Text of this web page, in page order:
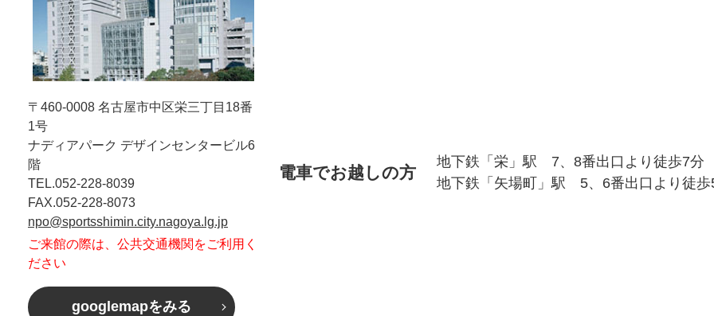
〒460-0008 名古屋市中区栄三丁目18番
1号
ナディアパーク デザインセンタービル6
階
TEL.052-228-8039
FAX.052-228-8073
npo@sportsshimin.city.nagoya.lg.jp
ご来館の際は、公共交通機関をご利用く
ださい
googlemapをみる
電車でお越しの方
地下鉄「栄」駅 7、8番出口より徒歩7分
地下鉄「矢場町」駅 5、6番出口より徒歩